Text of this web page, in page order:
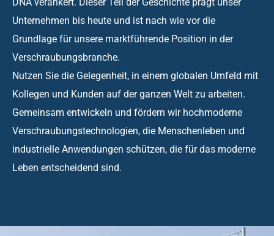
Unternehmen bis heute und ist nach wie vor die
Grundlage für unsere marktführende Position in der
Verschraubungsbranche.
Nutzen Sie die Gelegenheit, in einem globalen Umfeld mit
Kollegen und Kunden auf der ganzen Welt zu arbeiten.
Gemeinsam entwickeln und fördern wir hochmoderne
Verschraubungstechnologien, die Menschenleben und
industrielle Anwendungen schützen, die für das moderne
Leben entscheidend sind.